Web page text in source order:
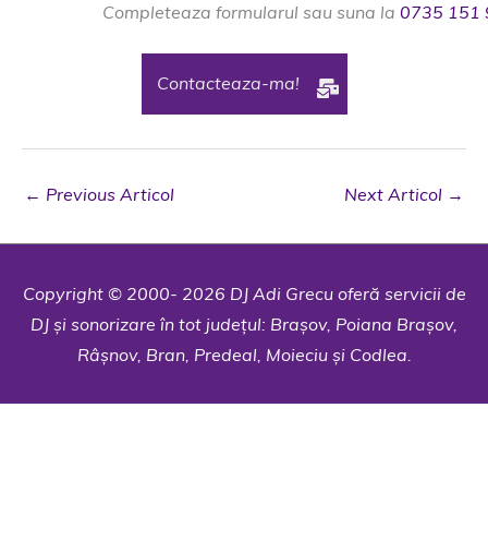
Completeaza formularul sau suna la 0735 151
Contacteaza-ma!
← Previous Articol Next Articol →
Copyright © 2000- 2026 DJ Adi Grecu oferă servicii de
DJ și sonorizare în tot județul: Brașov, Poiana Brașov,
Râșnov, Bran, Predeal, Moieciu și Codlea.